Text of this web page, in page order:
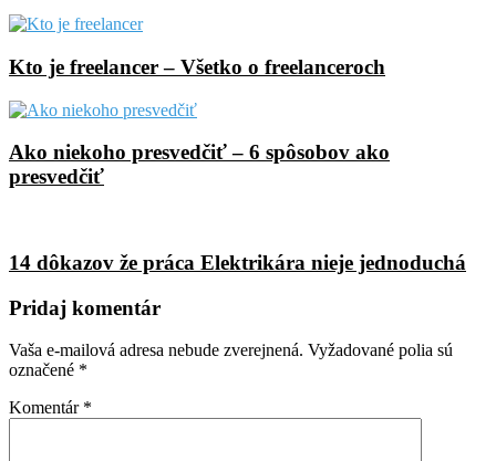
Kto je freelancer – Všetko o freelanceroch
Ako niekoho presvedčiť – 6 spôsobov ako
presvedčiť
14 dôkazov že práca Elektrikára nieje jednoduchá
Pridaj komentár
Vaša e-mailová adresa nebude zverejnená. Vyžadované polia sú
označené *
Komentár *